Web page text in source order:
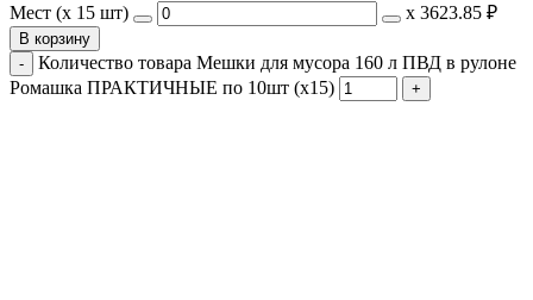
Мест (x 15 шт)
х 3623.85 ₽
В корзину
Количество товара Мешки для мусора 160 л ПВД в рулоне
Ромашка ПРАКТИЧНЫЕ по 10шт (х15)